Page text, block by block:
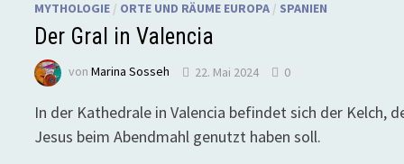
MYTHOLOGIE / ORTE UND RÄUME EUROPA / SPANIEN
Der Gral in Valencia
vonMarina Sosseh 22. Mai 2024 0
In der Kathedrale in Valencia befindet sich der Kelch,
Jesus beim Abendmahl genutzt haben soll.